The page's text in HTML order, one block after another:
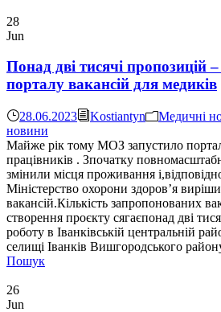
28
Jun
Понад дві тисячі пропозицій
порталу вакансій для медиків
28.06.2023 Kostiantyn Медичні
новини
Майже рік тому МОЗ запустило
працівників . Зпочатку
змінили місця проживання
Міністерство охорони здоров’я
вакансій.Кількість запропонованих
створення проєкту сягаєпонад дві
роботу в Іванківській центральній
селищі Іванків Вишгородського
Пошук
26
Jun